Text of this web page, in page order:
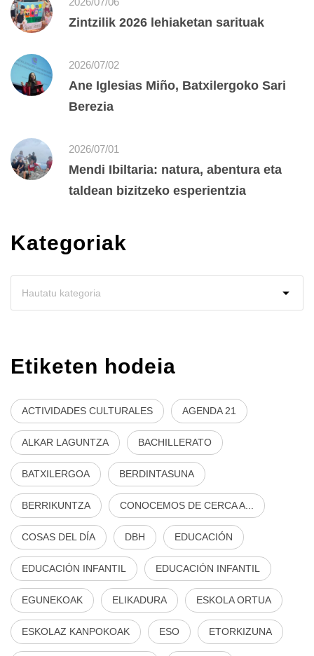
Zintzilik 2026 lehiaketan sarituak
2026/07/02
Ane Iglesias Miño, Batxilergoko Sari
Berezia
2026/07/01
Mendi Ibiltaria: natura, abentura eta
taldean bizitzeko esperientzia
Kategoriak
Etiketen hodeia
ACTIVIDADES CULTURALES AGENDA 21
ALKAR LAGUNTZA BACHILLERATO
BATXILERGOA BERDINTASUNA
BERRIKUNTZA CONOCEMOS DE CERCA A...
COSAS DEL DÍA DBH EDUCACIÓN
EDUCACIÓN INFANTIL EDUCACIÓN INFANTIL
EGUNEKOAK ELIKADURA ESKOLA ORTUA
ESKOLAZ KANPOKOAK ESO ETORKIZUNA